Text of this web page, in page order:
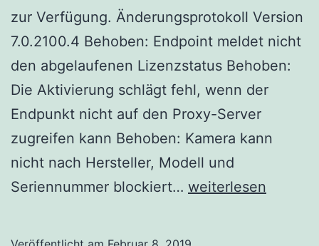
zur Verfügung. Änderungsprotokoll Version
7.0.2100.4 Behoben: Endpoint meldet nicht
den abgelaufenen Lizenzstatus Behoben:
Die Aktivierung schlägt fehl, wenn der
Endpunkt nicht auf den Proxy-Server
zugreifen kann Behoben: Kamera kann
nicht nach Hersteller, Modell und
Seriennummer blockiert… ESET
weiterlesen